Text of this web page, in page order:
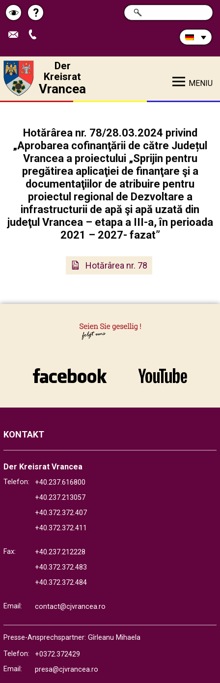
Schimbă
contrastul
Pagina
de
?
Durchsuchen
Sie
SUCHE
Der
Kreisrat
Vrancea MENIU
Hotărârea nr. 78/28.03.2024 privind
„Aprobarea cofinanţării de către Județul
Vrancea a proiectului „Sprijin pentru
pregătirea aplicaţiei de finanţare şi a
documentaţiilor de atribuire pentru
proiectul regional de Dezvoltare a
infrastructurii de apă şi apă uzată din
judeţul Vrancea – etapa a III-a, în perioada
2021 – 2027- fazat”
Hotărârea nr. 78
KONTAKT
Der Kreisrat Vrancea
Telefon:
+40.237.616800
+40.237.213057
+40.372.372.407
+40.372.372.411
Fax:
+40.237.212228
+40.372.372.483
+40.372.372.484
Email: contact@cjvrancea.ro
Presse-Ansprechspartner: Gîrleanu Mihaela
Telefon:
+0372.372429
Email:
presa@cjvrancea.ro